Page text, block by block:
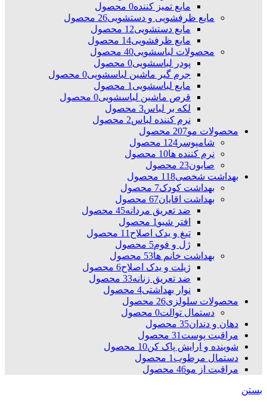
مایع تمیز کننده0 محصول
مایع ظرفشویی و دستشویی26 محصول
مایع دستشویی12 محصول
مایع ظرفشویی14 محصول
محصولات لباسشویی40 محصول
پودر لباسشویی0 محصول
جرم گیر ماشین لباسشویی0 محصول
مایع لباسشویی1 محصول
قرص ماشین لباسشویی0 محصول
لکه بر لباس3 محصول
نرم کننده لباس2 محصول
محصولات مو207 محصول
شامپوسر 124 محصول
نرم کننده ها10 محصول
صابون23 محصول
بهداشت شخصی118 محصول
بهداشت کودک7 محصول
بهداشت اقایان67 محصول
ضد تعریق مردانه45 محصول
افتر شیو1 محصول
تیغ و یدک اصلاح11 محصول
ژل و فوم5 محصول
بهداشت خانم ها53 محصول
ژیلت و یدک اصلاح6 محصول
ضد تعریق زنانه33 محصول
نوار بهداشتی4 محصول
محصولات سلولزی26 محصول
دستمال توالت0 محصول
دهان و دندان35 محصول
مراقبت پوست31 محصول
شوینده و ارایش پاک کن10 محصول
دستمال مرطوب1 محصول
مراقبت از مو46 محصول
بستن